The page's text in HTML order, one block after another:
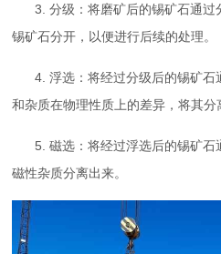
3. 分级：将磨矿后的锡矿石通
锡矿石分开，以便进行后续的处理。
4. 浮选：将经过分级后的锡矿
和杂质在物理性质上的差异，将其分
5. 磁选：将经过浮选后的锡矿
磁性杂质分离出来。